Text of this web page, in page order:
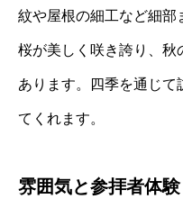
紋や屋根の細工など細部
桜が美しく咲き誇り、秋
あります。四季を通じ
てくれます。
雰囲気と参拝者体験